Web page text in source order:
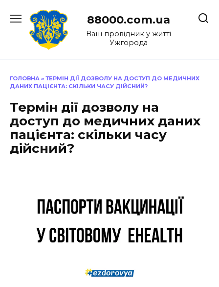
до
88000.com.ua
Ваш провідник у житті
Ужгорода
ГОЛОВНА » ТЕРМІН ДІЇ ДОЗВОЛУ НА ДОСТУП ДО МЕДИЧНИХ
ДАНИХ ПАЦІЄНТА: СКІЛЬКИ ЧАСУ ДІЙСНИЙ?
Термін дії дозволу на
доступ до медичних даних
пацієнта: скільки часу
дійсний?